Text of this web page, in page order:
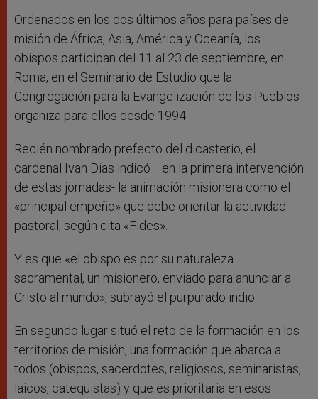
Ordenados en los dos últimos años para países de
misión de África, Asia, América y Oceanía, los
obispos participan del 11 al 23 de septiembre, en
Roma, en el Seminario de Estudio que la
Congregación para la Evangelización de los Pueblos
organiza para ellos desde 1994.
Recién nombrado prefecto del dicasterio, el
cardenal Ivan Dias indicó –en la primera intervención
de estas jornadas- la animación misionera como el
«principal empeño» que debe orientar la actividad
pastoral, según cita «Fides».
Y es que «el obispo es por su naturaleza
sacramental, un misionero, enviado para anunciar a
Cristo al mundo», subrayó el purpurado indio.
En segundo lugar situó el reto de la formación en los
territorios de misión, una formación que abarca a
todos (obispos, sacerdotes, religiosos, seminaristas,
laicos, catequistas) y que es prioritaria en esos